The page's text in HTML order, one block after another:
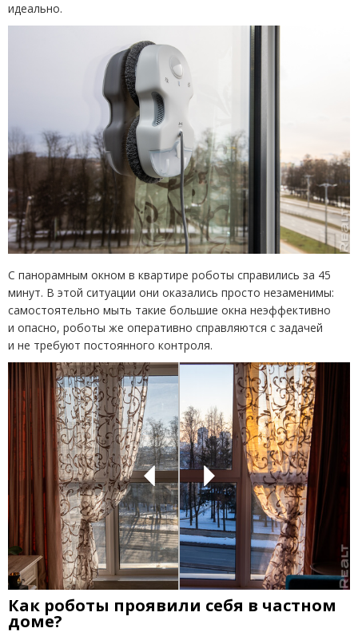
идеально.
С панорамным окном в квартире роботы справились за 45
минут. В этой ситуации они оказались просто незаменимы:
самостоятельно мыть такие большие окна неэффективно
и опасно, роботы же оперативно справляются с задачей
и не требуют постоянного контроля.
Как роботы проявили себя в частном
доме?